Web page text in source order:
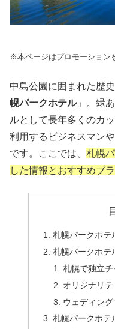
※本ページはプロモーション
中島公園に囲まれた歴
幌パークホテル」。緑
ルとして長年多くのカ
利用するビジネスマン
です。ここでは、 札幌
した情報とおすすめブ
札幌パークホテ
札幌パークホテ
札幌で独立チ
オリジナリ
ウェディン
札幌パークホテ